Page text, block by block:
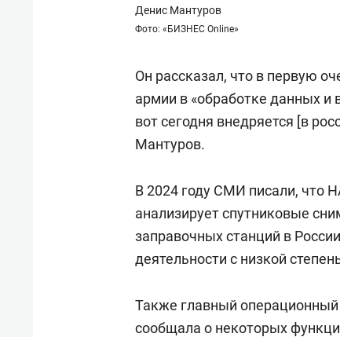
Денис Мантуров
Фото: «БИЗНЕС Online»
Он рассказал, что в первую
армии в «обработке данных
вот сегодня внедряется [в
Мантуров.
В 2024 году СМИ писали, что
анализирует спутниковые
заправочных станций в
деятельности с низкой
Также главный операционный
сообщала о некоторых